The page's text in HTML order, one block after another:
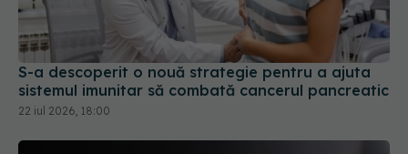
S-a descoperit o nouă strategie pentru a ajuta
sistemul imunitar să combată cancerul pancreatic
22 iul 2026, 18:00